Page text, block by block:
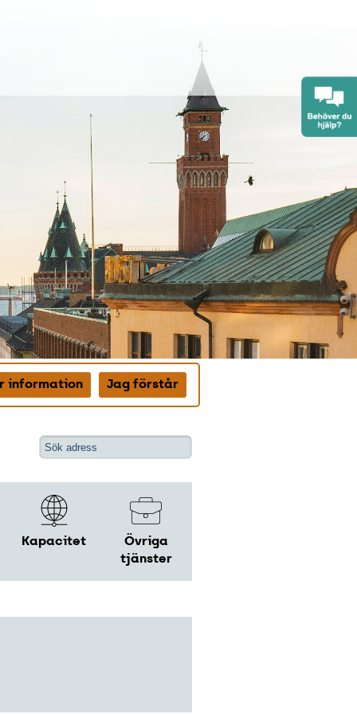
Jag förstår
information
Kapacitet
Övriga
tjänster